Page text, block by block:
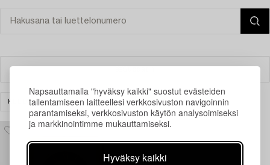
Napsauttamalla "hyväksy kaikki" suostut evästeiden
tallentamiseen laitteellesi verkkosivuston navigoinnin
parantamiseksi, verkkosivuston käytön analysoimiseksi
ja markkinointimme mukauttamiseksi.
Hyväksy kaikki
KELLOT PÖYTÄKELLOT TYHJENNÄ KAIKKI